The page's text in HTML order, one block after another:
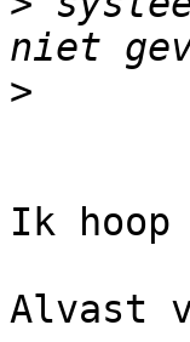
>
Ik
Alvast